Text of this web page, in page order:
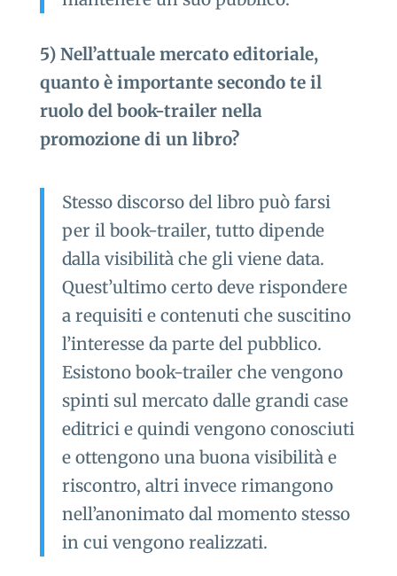
5) Nell’attuale mercato editoriale,
quanto è importante secondo te il
ruolo del book-trailer nella
promozione di un libro?
Stesso discorso del libro può farsi
per il book-trailer, tutto dipende
dalla visibilità che gli viene data.
Quest’ultimo certo deve rispondere
a requisiti e contenuti che suscitino
l’interesse da parte del pubblico.
Esistono book-trailer che vengono
spinti sul mercato dalle grandi case
editrici e quindi vengono conosciuti
e ottengono una buona visibilità e
riscontro, altri invece rimangono
nell’anonimato dal momento stesso
in cui vengono realizzati.